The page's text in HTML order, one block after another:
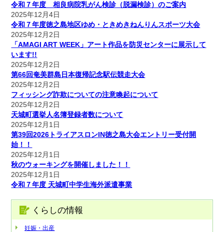
令和７年度 相良病院乳がん検診（脱漏検診）のご案内
2025年12月4日
令和７年度徳之島地区ゆめ・ときめきねんりんスポーツ大会
2025年12月2日
「AMAGI ART WEEK」アート作品を防災センターに展示して
います!!
2025年12月2日
第66回奄美群島日本復帰記念駅伝競走大会
2025年12月2日
フィッシング詐欺についての注意喚起について
2025年12月2日
天城町選挙人名簿登録者数について
2025年12月1日
第39回2026トライアスロンIN徳之島大会エントリー受付開
始！！
2025年12月1日
秋のウォーキングを開催しました！！
2025年12月1日
令和７年度 天城町中学生海外派遣事業
くらしの情報
妊娠・出産